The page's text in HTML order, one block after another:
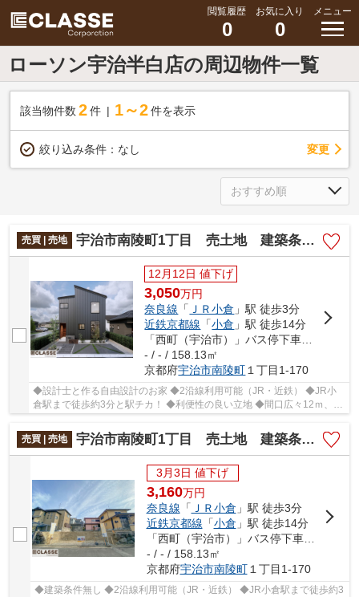
閲覧履歴
0
お気に入り
0
メニュー
ローソン宇治半白店の周辺物件一覧
該当物件数 2件 1～2 件を表示
絞り込み条件： なし 変更
売買 | 売地 宇治市南陵町1丁目 売土地 建築条件付き
12月12日 値下げ
3,050万円
奈良線 「 ＪＲ小倉 」駅 徒歩3分
近鉄京都線 「小倉 」駅 徒歩14分
「西町（宇治市）」バス停下車 徒歩19分
- / - / 158.13㎡
京都府宇治市南陵町１丁目1-170
◆設計士と作る自由設計のお家 ◆2沿線利用可能（JR・近鉄） ◆JR小
倉駅まで徒歩約3分と駅チカ！ ◆利便性の良い立地 ◆間口広々12ｍ、前
売買 | 売地
宇治市南陵町1丁目 売土地 建築条件無し
3月3日 値下げ
3,160万円
奈良線 「 ＪＲ小倉 」駅 徒歩3分
近鉄京都線 「小倉 」駅 徒歩14分
「西町（宇治市）」バス停下車 徒歩19分
- / - / 158.13㎡
京都府宇治市南陵町１丁目1-170
◆建築条件無し ◆2沿線利用可能（JR・近鉄） ◆JR小倉駅まで徒歩約3